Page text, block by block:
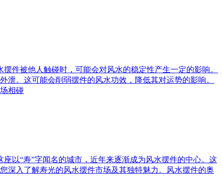
件被他人触碰时，可能会对风水的稳定性产生一定的影响。
。这可能会削弱摆件的风水功效，降低其对运势的影响。
相碰
以“寿”字闻名的城市，近年来逐渐成为风水摆件的中心。这
深入了解寿光的风水摆件市场及其独特魅力。风水摆件的奥